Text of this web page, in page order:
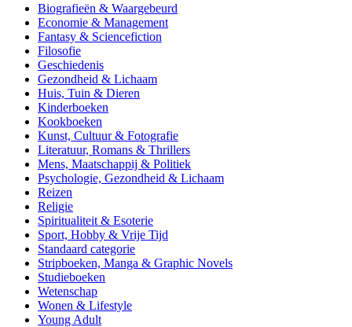
Biografieën & Waargebeurd
Economie & Management
Fantasy & Sciencefiction
Filosofie
Geschiedenis
Gezondheid & Lichaam
Huis, Tuin & Dieren
Kinderboeken
Kookboeken
Kunst, Cultuur & Fotografie
Literatuur, Romans & Thrillers
Mens, Maatschappij & Politiek
Psychologie, Gezondheid & Lichaam
Reizen
Religie
Spiritualiteit & Esoterie
Sport, Hobby & Vrije Tijd
Standaard categorie
Stripboeken, Manga & Graphic Novels
Studieboeken
Wetenschap
Wonen & Lifestyle
Young Adult